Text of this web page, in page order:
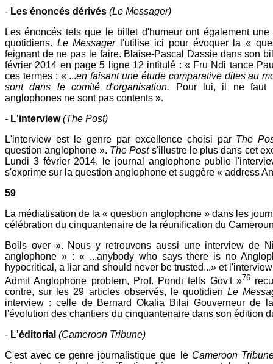
- Les énoncés dérivés (Le Messager)
Les énoncés tels que le billet d'humeur ont également
quotidiens. Le Messager
l'utilise ici pour évoquer la «
feignant de ne pas le faire. Blaise-Pascal Dassie dans son
février 2014 en page 5 ligne 12 intitulé : « Fru Ndi tance
ces termes : « ...en faisant une étude comparative dites au
sont dans le comité d'organisation.
Pour lui, il ne faut
anglophones ne sont pas contents ».
- L'interview(The Post)
L'interview est le genre par excellence choisi par The
question anglophone ». The Post s'illustre le plus dans cet
Lundi 3 février 2014, le journal anglophone publie
s'exprime sur la question anglophone et suggère « address
59
La médiatisation de la « question anglophone » dans les
célébration du cinquantenaire de la réunification du
Boils over ». Nous y retrouvons aussi une interview de
anglophone » : « ...anybody who says there is no
hypocritical, a liar and should never be trusted...» et
Admit Anglophone problem, Prof. Pondi tells Gov't »76
contre, sur les 29 articles observés, le quotidienLe
interview : celle de Bernard Okalia Bilai Gouverneur de
l'évolution des chantiers du cinquantenaire dans son édition
- L'éditorial (Cameroon Tribune)
C'est avec ce genre journalistique que leCameroon